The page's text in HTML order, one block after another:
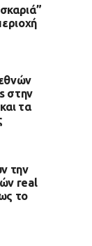
στην
τα
την
real
το